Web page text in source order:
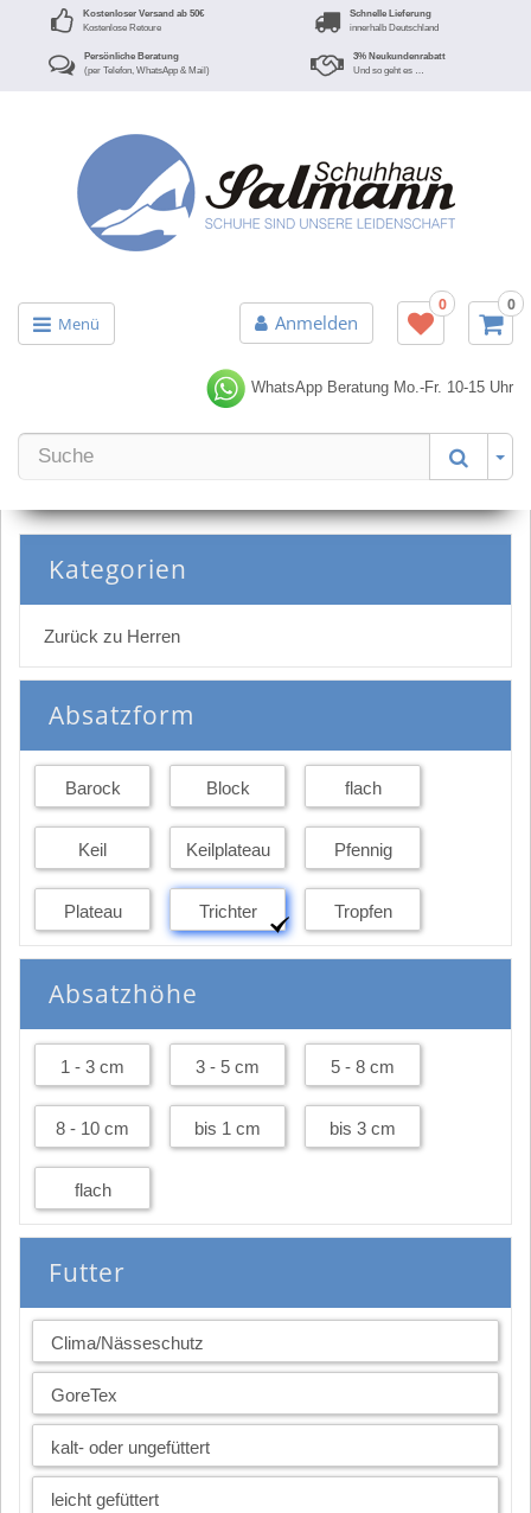
Kostenloser Versand ab 50€
Kostenlose Retoure
Schnelle Lieferung
innerhalb Deutschland
Persönliche Beratung
(per Telefon, WhatsApp & Mail)
3% Neukundenrabatt
Und so geht es …
Menü Anmelden
0 0
WhatsApp Beratung Mo.-Fr. 10-15 Uhr
Kategorien
Zurück zu Herren
Absatzform
Barock Block flach
Keil Keilplateau Pfennig
Plateau Trichter Tropfen
Absatzhöhe
1 - 3 cm 3 - 5 cm 5 - 8 cm
8 - 10 cm bis 1 cm bis 3 cm
flach
Futter
Clima/Nässeschutz
GoreTex
kalt- oder ungefüttert
leicht gefüttert